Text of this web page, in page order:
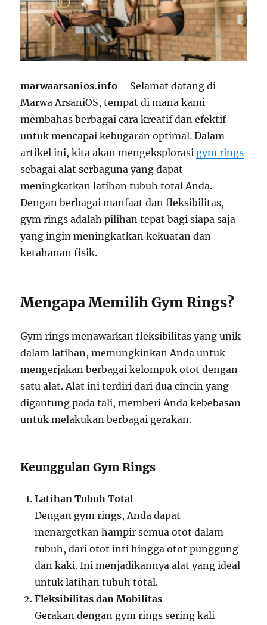
marwaarsanios.info – Selamat datang di
Marwa ArsaniOS, tempat di mana kami
membahas berbagai cara kreatif dan efektif
untuk mencapai kebugaran optimal. Dalam
artikel ini, kita akan mengeksplorasi gym rings
sebagai alat serbaguna yang dapat
meningkatkan latihan tubuh total Anda.
Dengan berbagai manfaat dan fleksibilitas,
gym rings adalah pilihan tepat bagi siapa saja
yang ingin meningkatkan kekuatan dan
ketahanan fisik.
Mengapa Memilih Gym Rings?
Gym rings menawarkan fleksibilitas yang unik
dalam latihan, memungkinkan Anda untuk
mengerjakan berbagai kelompok otot dengan
satu alat. Alat ini terdiri dari dua cincin yang
digantung pada tali, memberi Anda kebebasan
untuk melakukan berbagai gerakan.
Keunggulan Gym Rings
Latihan Tubuh Total
Dengan gym rings, Anda dapat
menargetkan hampir semua otot dalam
tubuh, dari otot inti hingga otot punggung
dan kaki. Ini menjadikannya alat yang ideal
untuk latihan tubuh total.
Fleksibilitas dan Mobilitas
Gerakan dengan gym rings sering kali